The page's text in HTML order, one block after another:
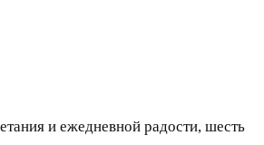
и ежедневной радости, шесть